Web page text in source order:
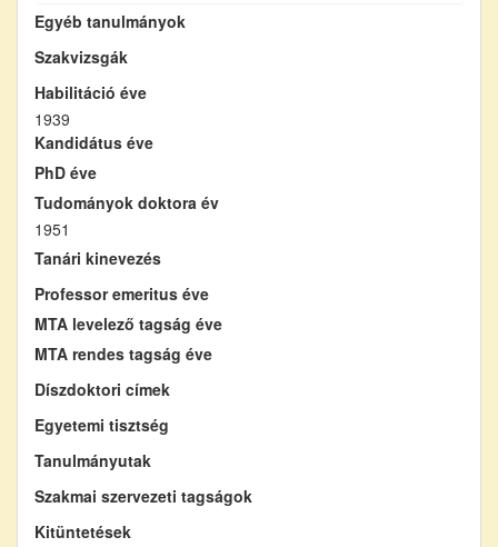
Egyéb tanulmányok
Szakvizsgák
Habilitáció éve
1939
Kandidátus éve
PhD éve
Tudományok doktora év
1951
Tanári kinevezés
Professor emeritus éve
MTA levelező tagság éve
MTA rendes tagság éve
Díszdoktori címek
Egyetemi tisztség
Tanulmányutak
Szakmai szervezeti tagságok
Kitüntetések